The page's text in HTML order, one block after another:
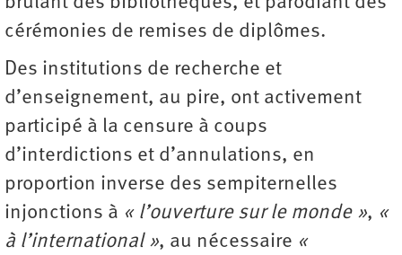
cérémonies de remises de diplômes.
Des institutions de recherche et
d’enseignement, au pire, ont activement
participé à la censure à coups
d’interdictions et d’annulations, en
proportion inverse des sempiternelles
injonctions à « l’ouverture sur le monde », «
à l’international », au nécessaire «